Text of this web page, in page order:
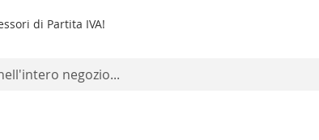
di Partita IVA!